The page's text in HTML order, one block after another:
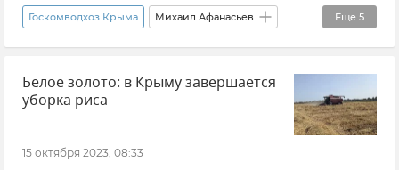
Белогорский район Новости Крыма
Нижнегорский район
Еще 5
Госкомводхоз Крыма Михаил Афанасьев
Сейсмостанция "Симферополь"
Благоустройство Городская среда
Крым
Белое золото: в Крыму завершается
уборка риса
15 октября 2023, 08:33